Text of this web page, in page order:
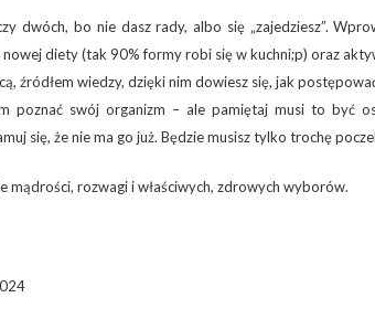
dwóch, bo nie dasz rady, albo się „zajedziesz”.
diety (tak 90% formy robi się w kuchni;p) oraz
źródłem wiedzy, dzięki nim dowiesz się, jak
poznać swój organizm – ale pamiętaj musi to być
się, że nie ma go już. Będzie musisz tylko trochę
mądrości, rozwagi i właściwych, zdrowych wyborów.